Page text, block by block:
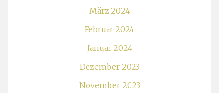
März 2024
Februar 2024
Januar 2024
Dezember 2023
November 2023